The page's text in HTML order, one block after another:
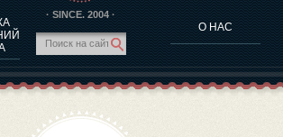
· SINCE. 2004 ·
О НАС
О ПРОГРАММЕ
НА СОВМЕСТИМОСТЬ ВОЛИКОВА
ПРОГНОЗЫ И АНАЛИТИКА